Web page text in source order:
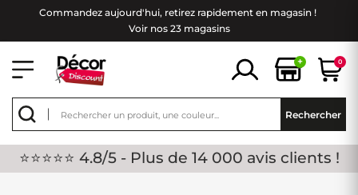
Commandez aujourd'hui, retirez rapidement en magasin !
Voir nos 23 magasins
+ 0
Rechercher
⭐⭐⭐⭐⭐ 4.8/5 - Plus de 14 000 avis clients !